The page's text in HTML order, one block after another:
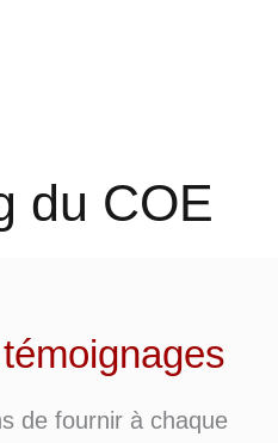
du COE
de fournir à chaque